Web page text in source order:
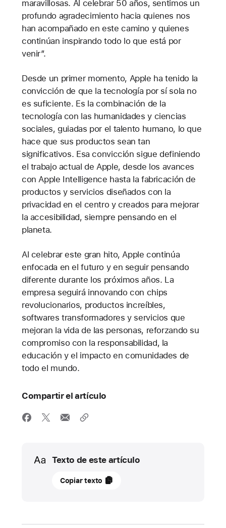
maravillosas. Al celebrar 50 años, sentimos un
profundo agradecimiento hacia quienes nos
han acompañado en este camino y quienes
continúan inspirando todo lo que está por
venir”.
Desde un primer momento, Apple ha tenido la
convicción de que la tecnología por sí sola no
es suficiente. Es la combinación de la
tecnología con las humanidades y ciencias
sociales, guiadas por el talento humano, lo que
hace que sus productos sean tan
significativos. Esa convicción sigue definiendo
el trabajo actual de Apple, desde los avances
con Apple Intelligence hasta la fabricación de
productos y servicios diseñados con la
privacidad en el centro y creados para mejorar
la accesibilidad, siempre pensando en el
planeta.
Al celebrar este gran hito, Apple continúa
enfocada en el futuro y en seguir pensando
diferente durante los próximos años. La
empresa seguirá innovando con chips
revolucionarios, productos increíbles,
softwares transformadores y servicios que
mejoran la vida de las personas, reforzando su
compromiso con la responsabilidad, la
educación y el impacto en comunidades de
todo el mundo.
Compartir el artículo
Media
Texto de este artículo
12
ACTUALIZACIÓN
Copiar texto